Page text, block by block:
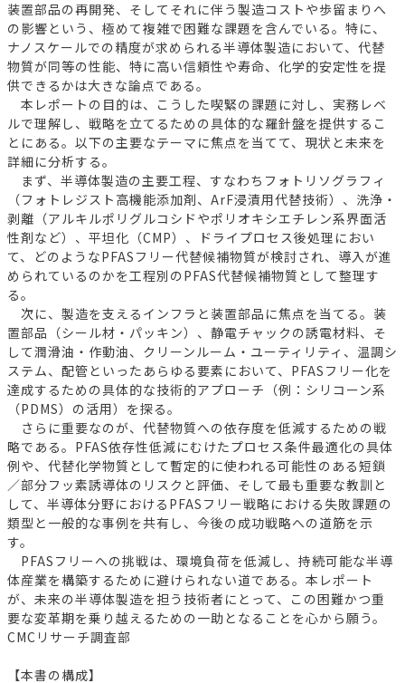
装置部品の再開発、そしてそれに伴う製造コストや歩留まりへ
の影響という、極めて複雑で困難な課題を含んでいる。特に、
ナノスケールでの精度が求められる半導体製造において、代替
物質が同等の性能、特に高い信頼性や寿命、化学的安定性を提
供できるかは大きな論点である。
本レポートの目的は、こうした喫緊の課題に対し、実務レベ
ルで理解し、戦略を立てるための具体的な羅針盤を提供するこ
とにある。以下の主要なテーマに焦点を当てて、現状と未来を
詳細に分析する。
まず、半導体製造の主要工程、すなわちフォトリソグラフィ
（フォトレジスト高機能添加剤、ArF浸漬用代替技術）、洗浄・
剥離（アルキルポリグルコシドやポリオキシエチレン系界面活
性剤など）、平坦化（CMP）、ドライプロセス後処理におい
て、どのようなPFASフリー代替候補物質が検討され、導入が進
められているのかを工程別のPFAS代替候補物質として整理す
る。
次に、製造を支えるインフラと装置部品に焦点を当てる。装
置部品（シール材・パッキン）、静電チャックの誘電材料、そ
して潤滑油・作動油、クリーンルーム・ユーティリティ、温調シ
ステム、配管といったあらゆる要素において、PFASフリー化を
達成するための具体的な技術的アプローチ（例：シリコーン系
（PDMS）の活用）を探る。
さらに重要なのが、代替物質への依存度を低減するための戦
略である。PFAS依存性低減にむけたプロセス条件最適化の具体
例や、代替化学物質として暫定的に使われる可能性のある短鎖
／部分フッ素誘導体のリスクと評価、そして最も重要な教訓と
して、半導体分野におけるPFASフリー戦略における失敗課題の
類型と一般的な事例を共有し、今後の成功戦略への道筋を示
す。
PFASフリーへの挑戦は、環境負荷を低減し、持続可能な半導
体産業を構築するために避けられない道である。本レポート
が、未来の半導体製造を担う技術者にとって、この困難かつ重
要な変革期を乗り越えるための一助となることを心から願う。
CMCリサーチ調査部
【本書の構成】